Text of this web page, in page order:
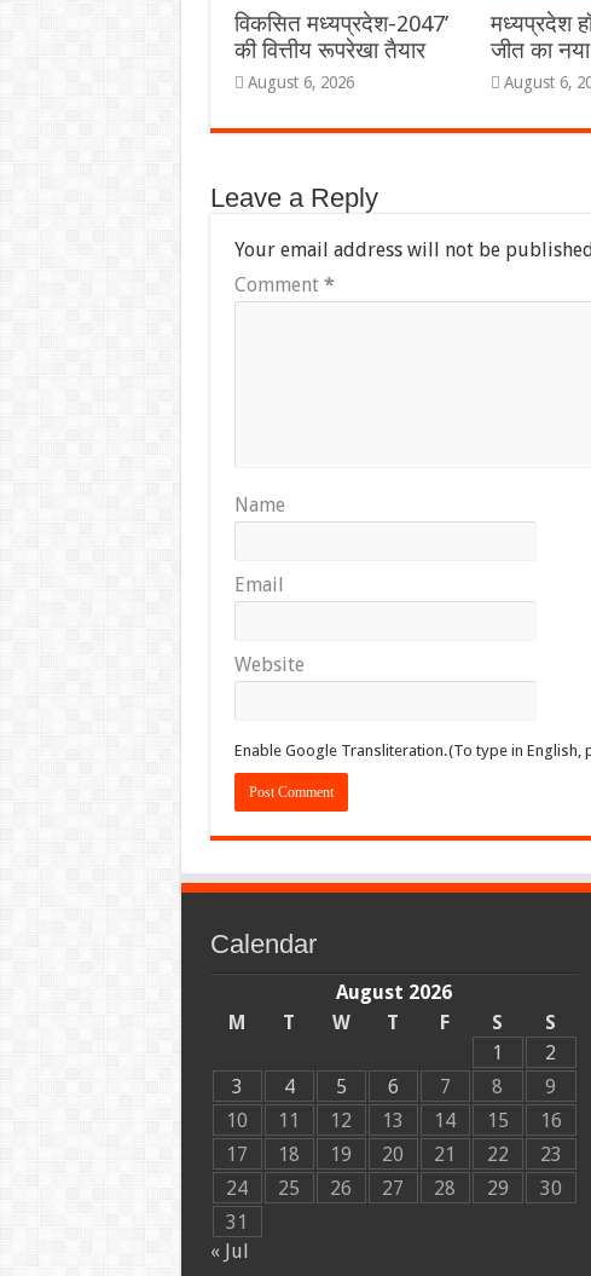
विकसित मध्यप्रदेश-2047’
की वित्तीय रूपरेखा तैयार
August 6, 2026
मध्यप्रदेश
जीत का
August 6,
Leave a Reply
Your email address will not be
Comment *
Name
Email
Website
Enable Google Transliteration.(To type in English,
Calendar
August 2026
M
T W T F S
S
1
2
3
4 5 6 7 8
9
10
11 12 13 14 15
16
17
18 19 20 21 22
23
24
25 26 27 28 29
30
31
« Jul